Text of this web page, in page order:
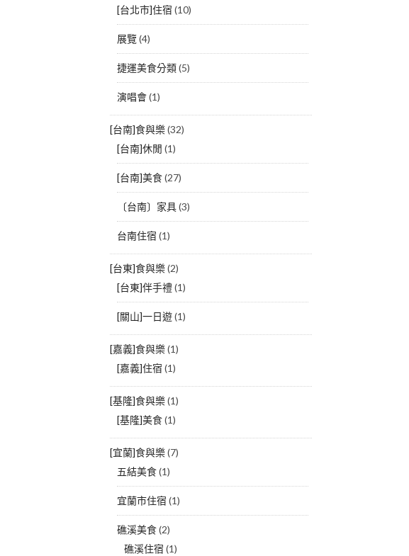
[台北市]住宿 (10)
展覽(4)
捷運美食分類(5)
演唱會(1)
[台南]食與樂(32)
[台南]休閒 (1)
[台南]美食(27)
〔台南〕家具(3)
台南住宿 (1)
[台東]食與樂(2)
[台東]伴手禮(1)
[關山]一日遊(1)
[嘉義]食與樂(1)
[嘉義]住宿 (1)
[基隆]食與樂(1)
[基隆]美食(1)
[宜蘭]食與樂(7)
五結美食(1)
宜蘭市住宿 (1)
礁溪美食(2)
礁溪住宿 (1)